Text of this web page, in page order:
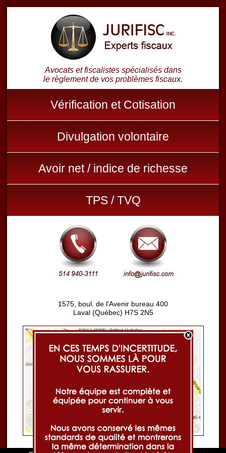
.
Avocats et fiscalistes spécialisés dans
le règlement de vos problèmes fiscaux.
Vérification et Cotisation
Divulgation volontaire
Avoir net / indice de richesse
TPS / TVQ
1575, boul. de l'Avenir bureau 400
Laval (Québec) H7S 2N5